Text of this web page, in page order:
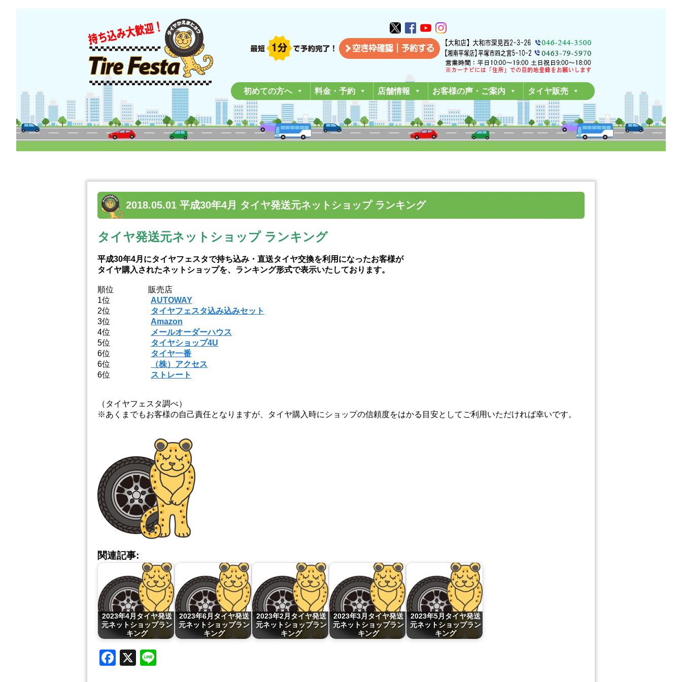
初めての方へ 料金・予約 店舗情報 お客様の声・ご案内 タイヤ販売
2018.05.01 平成30年4月 タイヤ発送元ネットショップ ランキング
タイヤ発送元ネットショップ ランキング
平成30年4月にタイヤフェスタで持ち込み・直送タイヤ交換を利用になったお客様が
タイヤ購入されたネットショップを、ランキング形式で表示いたしております。
順位 販売店
1位 AUTOWAY
2位 タイヤフェスタ込み込みセット
3位 Amazon
4位
メールオーダーハウス
5位 タイヤショップ4U
6位 タイヤ一番
6位
（株）アクセス
6位
ストレート
（タイヤフェスタ調べ）
※あくまでもお客様の自己責任となりますが、タイヤ購入時にショップの信頼度をはかる目安としてご利用いただければ幸いです。
関連記事:
2023年4月タイヤ発送
元ネットショップラン
キング
2023年6月タイヤ発送
元ネットショップラン
キング
2023年2月タイヤ発送
元ネットショップラン
キング
2023年3月タイヤ発送
元ネットショップラン
キング
2023年5月タイヤ発送
元ネットショップラン
キング
Facebook
X